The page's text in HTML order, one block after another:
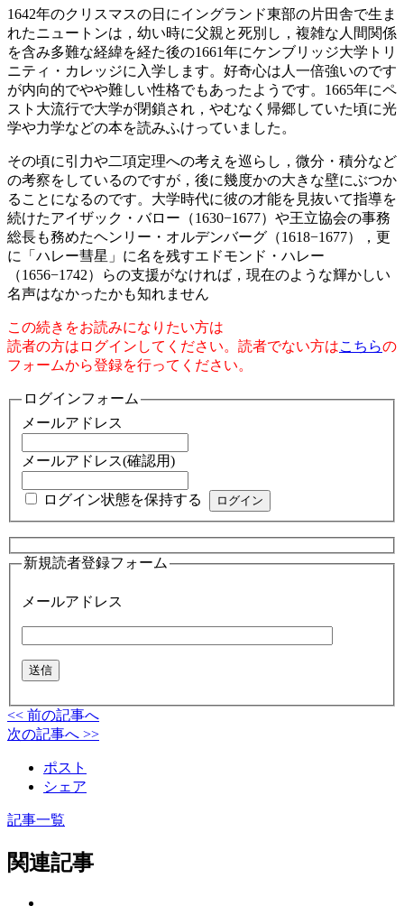
1642年のクリスマスの日にイングランド東部の片田舎で生ま
れたニュートンは，幼い時に父親と死別し，複雑な人間関係
を含み多難な経緯を経た後の1661年にケンブリッジ大学トリ
ニティ・カレッジに入学します。好奇心は人一倍強いのです
が内向的でやや難しい性格でもあったようです。1665年にペ
スト大流行で大学が閉鎖され，やむなく帰郷していた頃に光
学や力学などの本を読みふけっていました。
その頃に引力や二項定理への考えを巡らし，微分・積分など
の考察をしているのですが，後に幾度かの大きな壁にぶつか
ることになるのです。大学時代に彼の才能を見抜いて指導を
続けたアイザック・バロー（1630−1677）や王立協会の事務
総長も務めたヘンリー・オルデンバーグ（1618−1677），更
に「ハレー彗星」に名を残すエドモンド・ハレー
（1656−1742）らの支援がなければ，現在のような輝かしい
名声はなかったかも知れません
この続きをお読みになりたい方は
読者の方はログインしてください。読者でない方はこちらの
フォームから登録を行ってください。
ログインフォーム
メールアドレス
メールアドレス(確認用)
ログイン状態を保持する
新規読者登録フォーム
メールアドレス
<< 前の記事へ
次の記事へ >>
ポスト
シェア
記事一覧
関連記事